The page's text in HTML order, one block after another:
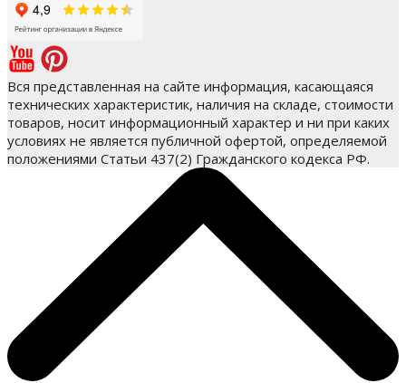
Вся представленная на сайте информация, касающаяся
технических характеристик, наличия на складе, стоимости
товаров, носит информационный характер и ни при каких
условиях не является публичной офертой, определяемой
положениями Статьи 437(2) Гражданского кодекса РФ.